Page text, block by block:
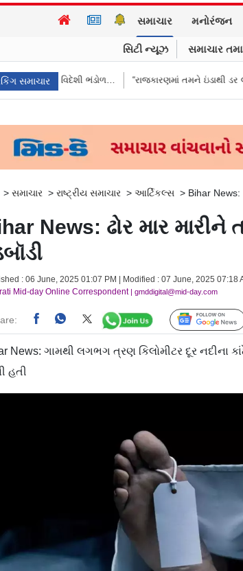
સમાચાર મનોરંજન
સિટી ન્યૂઝ સમાચાર
સમાચાર
ભંડોળ… “રાજકારણમાં તમને ઇંડાથી ડર લાગે છે…?”
> સમાચાર > રાષ્ટ્રીય સમાચાર > આર્ટિકલ્સ > Bihar News:
News: ઢોર માર મારીને
: 06 June, 2025 01:07 PM | Modified : 07 June, 2025 07:18
Mid-day Online Correspondent| gmddigital@mid-day.com
Follow Us
News: ગામથી લગભગ ત્રણ કિલોમીટર દૂર નદીના
હતી